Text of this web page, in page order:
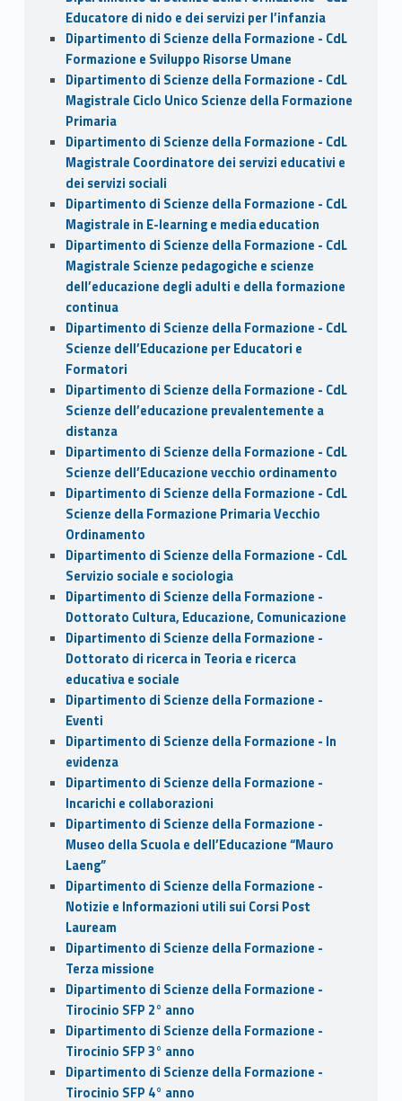
Educatore di nido e dei servizi per l’infanzia
Dipartimento di Scienze della Formazione - CdL
Formazione e Sviluppo Risorse Umane
Dipartimento di Scienze della Formazione - CdL
Magistrale Ciclo Unico Scienze della Formazione
Primaria
Dipartimento di Scienze della Formazione - CdL
Magistrale Coordinatore dei servizi educativi e
dei servizi sociali
Dipartimento di Scienze della Formazione - CdL
Magistrale in E-learning e media education
Dipartimento di Scienze della Formazione - CdL
Magistrale Scienze pedagogiche e scienze
dell’educazione degli adulti e della formazione
continua
Dipartimento di Scienze della Formazione - CdL
Scienze dell’Educazione per Educatori e
Formatori
Dipartimento di Scienze della Formazione - CdL
Scienze dell’educazione prevalentemente a
distanza
Dipartimento di Scienze della Formazione - CdL
Scienze dell’Educazione vecchio ordinamento
Dipartimento di Scienze della Formazione - CdL
Scienze della Formazione Primaria Vecchio
Ordinamento
Dipartimento di Scienze della Formazione - CdL
Servizio sociale e sociologia
Dipartimento di Scienze della Formazione -
Dottorato Cultura, Educazione, Comunicazione
Dipartimento di Scienze della Formazione -
Dottorato di ricerca in Teoria e ricerca
educativa e sociale
Dipartimento di Scienze della Formazione -
Eventi
Dipartimento di Scienze della Formazione - In
evidenza
Dipartimento di Scienze della Formazione -
Incarichi e collaborazioni
Dipartimento di Scienze della Formazione -
Museo della Scuola e dell’Educazione “Mauro
Laeng”
Dipartimento di Scienze della Formazione -
Notizie e Informazioni utili sui Corsi Post
Lauream
Dipartimento di Scienze della Formazione -
Terza missione
Dipartimento di Scienze della Formazione -
Tirocinio SFP 2° anno
Dipartimento di Scienze della Formazione -
Tirocinio SFP 3° anno
Dipartimento di Scienze della Formazione -
Tirocinio SFP 4° anno